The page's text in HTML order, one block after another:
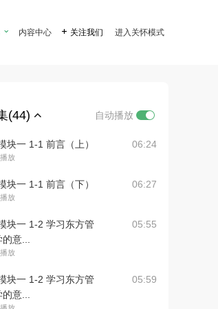
 内容中心  关注我们 进入关怀模式
(44) 自动播放
块一 1-1 前言（上）
放
06:24
块一 1-1 前言（下）
放
06:27
块一 1-2 学习东方管
意...
放
05:55
块一 1-2 学习东方管
意...
05:59